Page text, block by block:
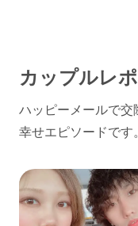
カップルレ
ハッピーメールで交
幸せエピソードです